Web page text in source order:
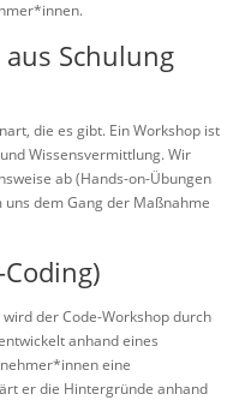
Schulung
die es gibt. Ein Workshop ist
Wissensvermittlung. Wir
ab (Hands-on-Übungen
dem Gang der Maßnahme
der Code-Workshop durch
anhand eines
eine
er die Hintergründe anhand